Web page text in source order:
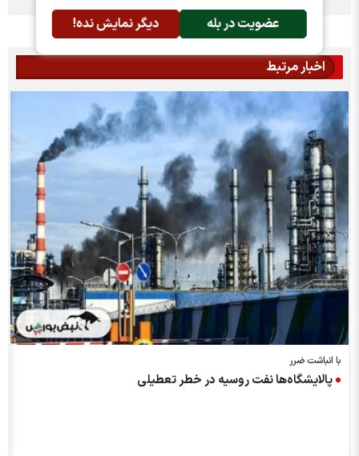
عضویت در بله دیگر نمایش نده!
اخبار مرتبط
با انباشت ضرر
پالایشگاه‌ها نفت روسیه در خطر تعطیلی